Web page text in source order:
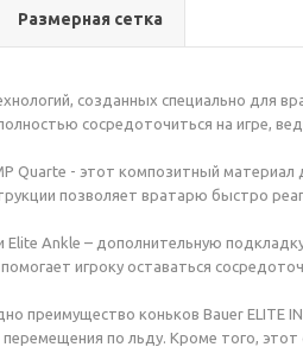
Размерная сетка
созданных специально для
сосредоточиться на игре,
Quarte - этот композитный материал
позволяет вратарю быстро
Ankle – дополнительную
игроку оставаться
преимущество коньков Bauer ELITE
по льду. Кроме того,